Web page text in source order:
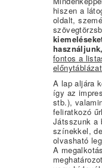
hiszen a
oldalt,
használjunk,
fontos a
A lap aljára
így az
stb.),
feliratkozó
Játsszunk a
színekkel,
olvasható
A